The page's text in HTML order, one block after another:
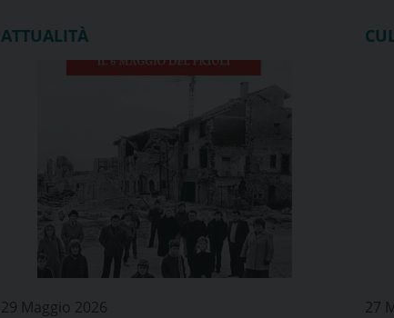
ATTUALITÀ
29 Maggio 2026 27